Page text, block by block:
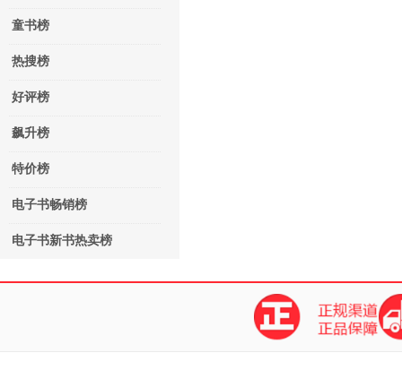
童书榜
热搜榜
好评榜
飙升榜
特价榜
电子书畅销榜
电子书新书热卖榜